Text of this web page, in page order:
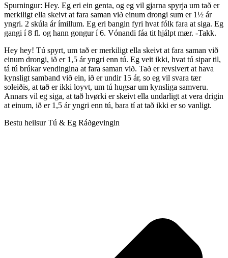
Spurningur: Hey. Eg eri ein genta, og eg vil gjarna spyrja um tað er
merkiligt ella skeivt at fara saman við einum drongi sum er 1½ ár
yngri. 2 skúla ár ímillum. Eg eri bangin fyri hvat fólk fara at siga. Eg
gangi í 8 fl. og hann gongur í 6. Vónandi fáa tit hjálpt mær. -Takk.
Hey hey! Tú spyrt, um tað er merkiligt ella skeivt at fara saman við
einum drongi, ið er 1,5 ár yngri enn tú. Eg veit ikki, hvat tú sipar til,
tá tú brúkar vendingina at fara saman við. Tað er revsivert at hava
kynsligt samband við ein, ið er undir 15 ár, so eg vil svara tær
soleiðis, at tað er ikki loyvt, um tú hugsar um kynsliga samveru.
Annars vil eg siga, at tað hvørki er skeivt ella undarligt at vera drigin
at einum, ið er 1,5 ár yngri enn tú, bara tí at tað ikki er so vanligt.
Bestu heilsur Tú & Eg Ráðgevingin